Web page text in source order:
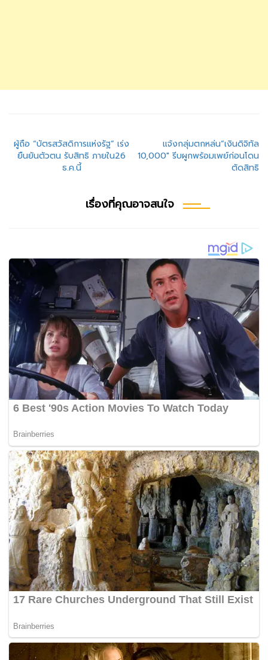
แนะแนว
เรื่อง
ผู้ถือ “บัตรสวัสดิการแห่งรัฐ” เร่ง
ยืนยันตัวตน รับสิทธิ ภายใน26
ธ.ค.นี้
แจ้งกลุ่มตกหล่น”เงินดิจิทัล
10,000″ รีบผูกพร้อมเพย์ก่อนโดน
ตัดสิทธิ
เรื่องที่คุณอาจสนใจ